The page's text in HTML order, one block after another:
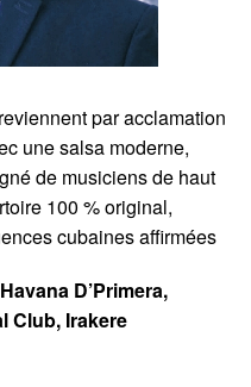
par acclamation
une salsa moderne,
de musiciens de haut
100 % original,
cubaines affirmées
D’Primera,
Club, Irakere